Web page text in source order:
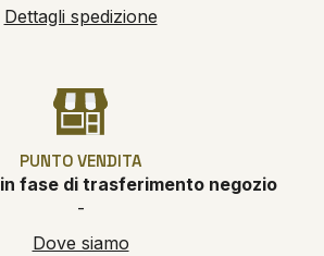
Dettagli spedizione
PUNTO VENDITA
in fase di trasferimento negozio
-
Dove siamo